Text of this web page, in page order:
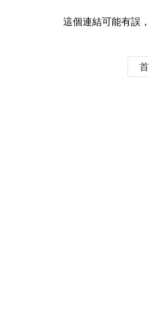
這個連結可能有誤